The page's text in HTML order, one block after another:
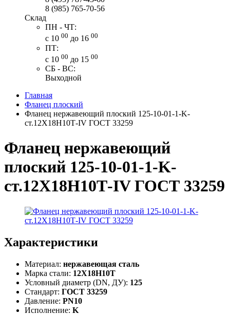
8 (985) 765-70-56
Склад
ПН - ЧТ:
с 10 00 до 16 00
ПТ:
с 10 00 до 15 00
СБ - ВС:
Выходной
Главная
Фланец плоский
Фланец нержавеющий плоский 125-10-01-1-K-
ст.12Х18Н10Т-IV ГОСТ 33259
Фланец нержавеющий
плоский 125-10-01-1-K-
ст.12Х18Н10Т-IV ГОСТ 33259
Характеристики
Материал: нержавеющая сталь
Марка стали: 12Х18Н10Т
Условный диаметр (DN, ДУ): 125
Стандарт: ГОСТ 33259
Давление: PN10
Исполнение: K